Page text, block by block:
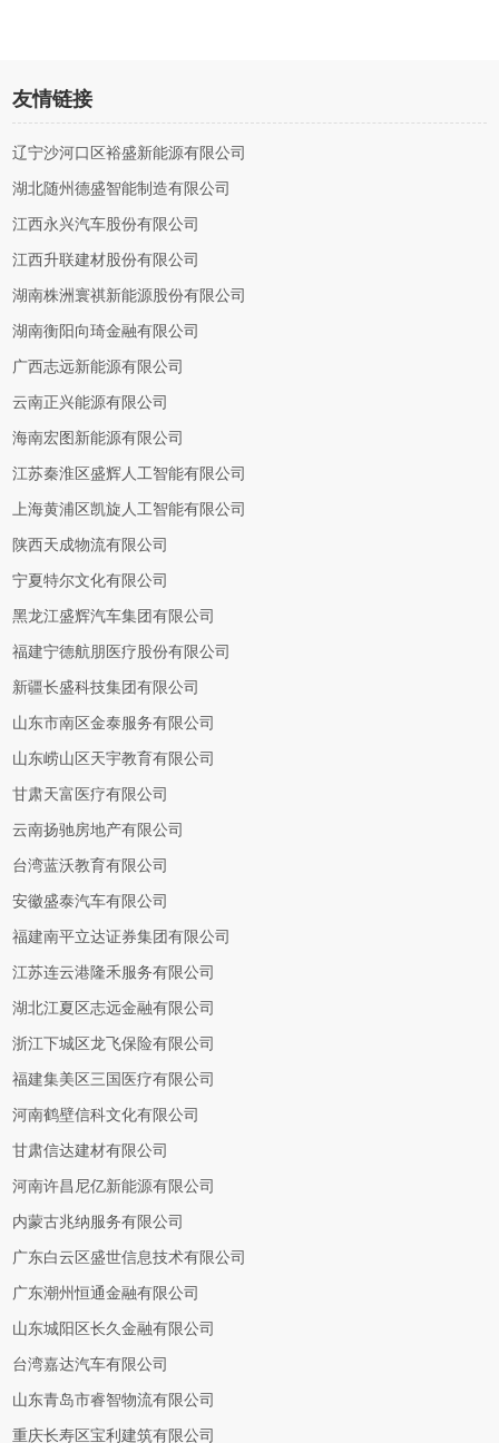
友情链接
辽宁沙河口区裕盛新能源有限公司
湖北随州德盛智能制造有限公司
江西永兴汽车股份有限公司
江西升联建材股份有限公司
湖南株洲寰祺新能源股份有限公司
湖南衡阳向琦金融有限公司
广西志远新能源有限公司
云南正兴能源有限公司
海南宏图新能源有限公司
江苏秦淮区盛辉人工智能有限公司
上海黄浦区凯旋人工智能有限公司
陕西天成物流有限公司
宁夏特尔文化有限公司
黑龙江盛辉汽车集团有限公司
福建宁德航朋医疗股份有限公司
新疆长盛科技集团有限公司
山东市南区金泰服务有限公司
山东崂山区天宇教育有限公司
甘肃天富医疗有限公司
云南扬驰房地产有限公司
台湾蓝沃教育有限公司
安徽盛泰汽车有限公司
福建南平立达证券集团有限公司
江苏连云港隆禾服务有限公司
湖北江夏区志远金融有限公司
浙江下城区龙飞保险有限公司
福建集美区三国医疗有限公司
河南鹤壁信科文化有限公司
甘肃信达建材有限公司
河南许昌尼亿新能源有限公司
内蒙古兆纳服务有限公司
广东白云区盛世信息技术有限公司
广东潮州恒通金融有限公司
山东城阳区长久金融有限公司
台湾嘉达汽车有限公司
山东青岛市睿智物流有限公司
重庆长寿区宝利建筑有限公司